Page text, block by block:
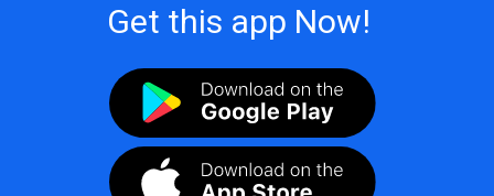
Get this app Now!